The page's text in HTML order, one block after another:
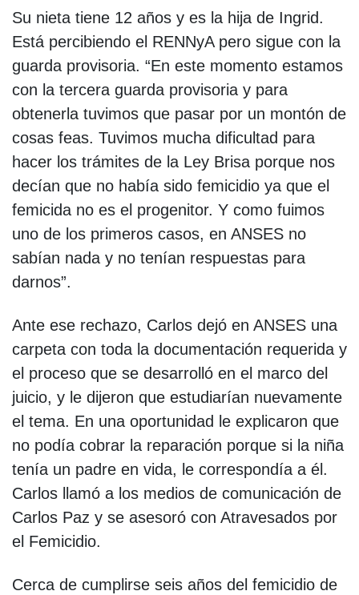
Su nieta tiene 12 años y es la hija de Ingrid.
Está percibiendo el RENNyA pero sigue con la
guarda provisoria. “En este momento estamos
con la tercera guarda provisoria y para
obtenerla tuvimos que pasar por un montón de
cosas feas. Tuvimos mucha dificultad para
hacer los trámites de la Ley Brisa porque nos
decían que no había sido femicidio ya que el
femicida no es el progenitor. Y como fuimos
uno de los primeros casos, en ANSES no
sabían nada y no tenían respuestas para
darnos”.
Ante ese rechazo, Carlos dejó en ANSES una
carpeta con toda la documentación requerida y
el proceso que se desarrolló en el marco del
juicio, y le dijeron que estudiarían nuevamente
el tema. En una oportunidad le explicaron que
no podía cobrar la reparación porque si la niña
tenía un padre en vida, le correspondía a él.
Carlos llamó a los medios de comunicación de
Carlos Paz y se asesoró con Atravesados por
el Femicidio.
Cerca de cumplirse seis años del femicidio de